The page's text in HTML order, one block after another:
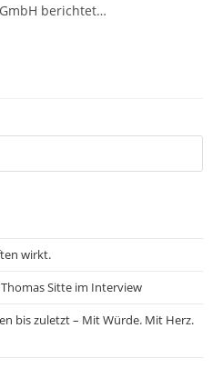
berichtet…
wirkt.
Sitte im Interview
bis zuletzt – Mit Würde. Mit Herz.